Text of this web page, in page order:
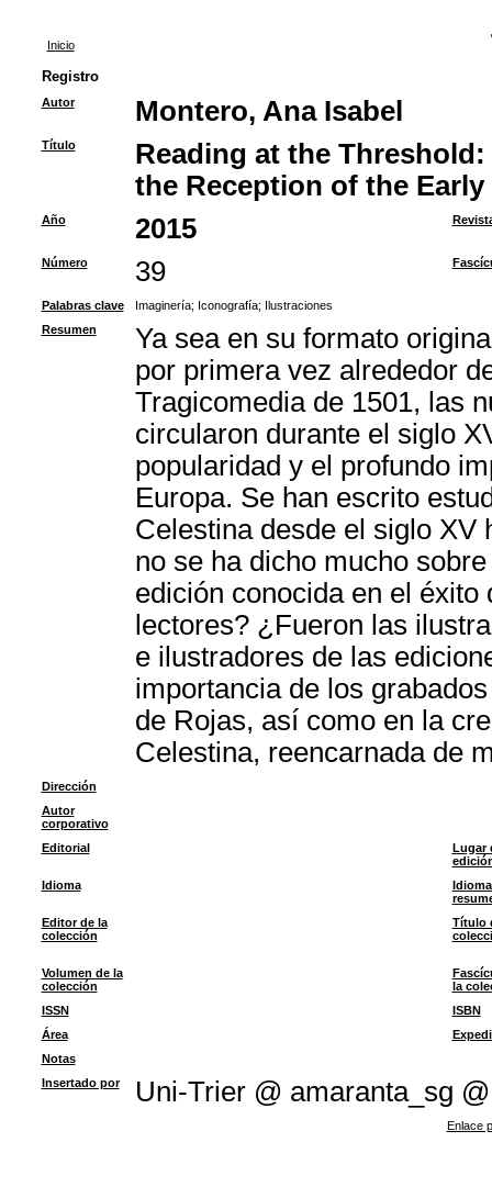
Inicio
Registro
Autor Montero, Ana Isabel
Título
Reading at the
the Reception of the
Año 2015
Número 39
Palabras clave Imaginería; Iconografía; Ilustraciones
Resumen
Ya sea en su formato
por primera vez alrededor
Tragicomedia de 1501, las
circularon durante el siglo
popularidad y el profundo
Europa. Se han escrito
Celestina desde el siglo XV
no se ha dicho mucho
edición conocida en el
lectores? ¿Fueron las
e ilustradores de las
importancia de los
de Rojas, así como en la
Celestina, reencarnada de
Dirección
Autor
corporativo
Editorial
Lugar
Idioma
Editor de la
colección
Título
Volumen de la
colección
la
ISSN
ISBN
Área
Notas
Insertado por
Uni-Trier @ amaranta_sg @
Enlace